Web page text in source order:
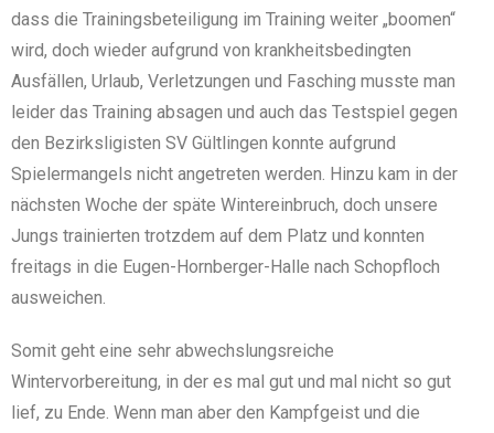
dass die Trainingsbeteiligung im Training weiter „boomen“
wird, doch wieder aufgrund von krankheitsbedingten
Ausfällen, Urlaub, Verletzungen und Fasching musste man
leider das Training absagen und auch das Testspiel gegen
den Bezirksligisten SV Gültlingen konnte aufgrund
Spielermangels nicht angetreten werden. Hinzu kam in der
nächsten Woche der späte Wintereinbruch, doch unsere
Jungs trainierten trotzdem auf dem Platz und konnten
freitags in die Eugen-Hornberger-Halle nach Schopfloch
ausweichen.
Somit geht eine sehr abwechslungsreiche
Wintervorbereitung, in der es mal gut und mal nicht so gut
lief, zu Ende. Wenn man aber den Kampfgeist und die